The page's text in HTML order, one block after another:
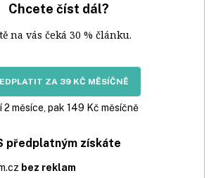
Chcete číst dál?
na vás čeká 30 % článku.
ZA 39 KČ MĚSÍČNĚ
2 měsíce, pak 149 Kč měsíčně
předplatným získáte
bez reklam